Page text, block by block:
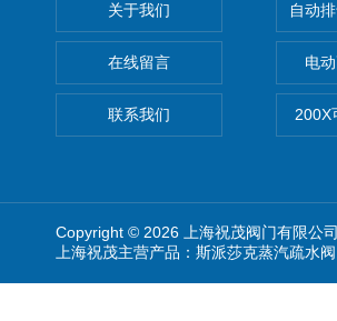
关于我们
在线留言
联系我们
自动
电
200X
Copyright © 2026 上海祝茂阀门有限公
上海祝茂主营产品：斯派莎克蒸汽疏水